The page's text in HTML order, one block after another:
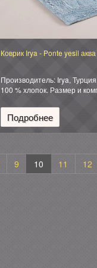
Коврик Irya - Ponte yesil
Производитель: Irya,
100 % хлопок. Размер и
фирменная силиконовая.
Подробнее
9 10 11 12